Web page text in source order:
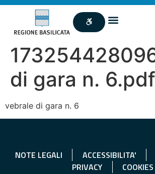
di gara n. 6.pdf
vebrale di gara n. 6
NOTE LEGALI ACCESSIBILITA'
PRIVACY
COOKIES